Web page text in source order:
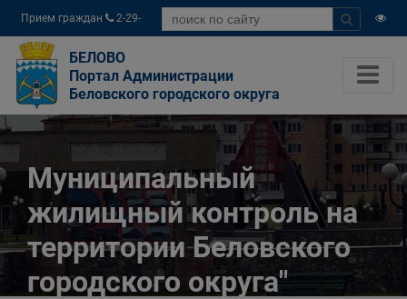
Прием граждан
2-29-
04
БЕЛОВО
Портал Администрации
Беловского городского округа
Муниципальный
жилищный контроль на
территории Беловского
городского округа"